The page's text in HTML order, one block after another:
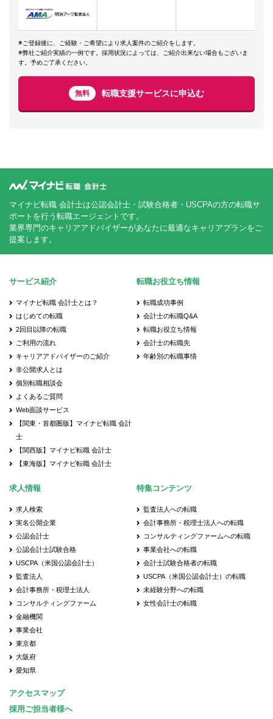
※ご登録後に、ご経験・ご希望により求人案件のご紹介をします。
※弊社ご紹介実績の一例です。採用状況によっては、ご紹介出来ない場合もございま
す。予めご了承ください。
無料 転職支援サービスに申込む
マイナビ転職 会計士は公認会計士・試験合格者・USCPAの方の転職サ
ポートを行う転職エージェントです。
業界専門のキャリアアドバイザーがあなたに最適なキャリアプランをご
提案します。
サービス紹介
マイナビ転職 会計士とは？
はじめての転職
2回目以降の転職
ご利用の流れ
キャリアアドバイザーのご紹介
非公開求人とは
個別転職相談会
よくあるご質問
Web面談サービス
【関東・首都圏版】マイナビ転職 会計
士
【関西版】マイナビ転職 会計士
【東海版】マイナビ転職 会計士
転職お役立ち情報
転職成功事例
会計士の転職Q&A
転職お役立ち情報
会計士の転職先
年齢別の転職事情
求人情報
求人検索
実名公開企業
公認会計士
公認会計士試験合格
USCPA（米国公認会計士）
監査法人
会計事務所・税理士法人
コンサルティングファーム
金融機関
事業会社
東京都
大阪府
愛知県
特集コンテンツ
監査法人への転職
会計事務所・税理士法人への転職
コンサルティングファームへの転職
事業会社への転職
会計士試験合格者の転職
USCPA（米国公認会計士）の転職
未経験分野への転職
女性会計士の転職
アクセスマップ
採用ご担当者様へ